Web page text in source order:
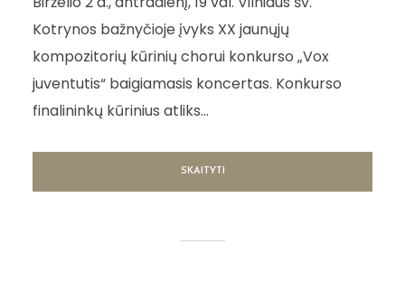
Kotrynos bažnyčioje įvyks XX jaunųjų
kompozitorių kūrinių chorui konkurso „Vox
juventutis“ baigiamasis koncertas. Konkurso
finalininkų kūrinius atliks...
SKAITYTI